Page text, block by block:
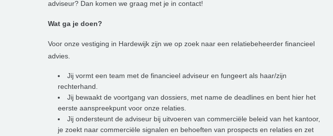
adviseur? Dan komen we graag met je in contact!
Wat ga je doen?
Voor onze vestiging in Hardewijk zijn we op zoek naar een relatiebeheerder financieel
advies.
Jij vormt een team met de financieel adviseur en fungeert als haar/zijn
rechterhand.
Jij bewaakt de voortgang van dossiers, met name de deadlines en bent hier het
eerste aanspreekpunt voor onze relaties.
Jij ondersteunt de adviseur bij uitvoeren van commerciële beleid van het kantoor,
je zoekt naar commerciële signalen en behoeften van prospects en relaties en zet